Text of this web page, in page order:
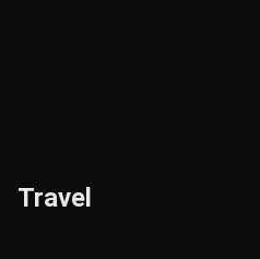
Travel